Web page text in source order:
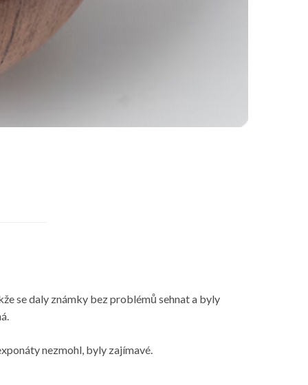
se daly známky bez problémů sehnat a byly
nezmohl, byly zajímavé.